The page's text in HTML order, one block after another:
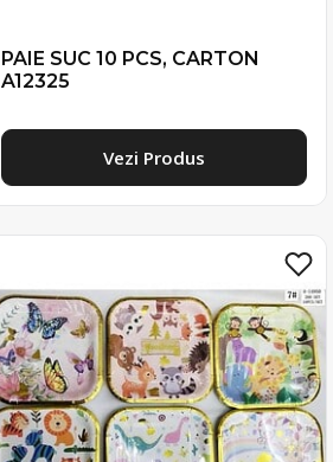
PAIE SUC 10 PCS, CARTON
A12325
Vezi Produs